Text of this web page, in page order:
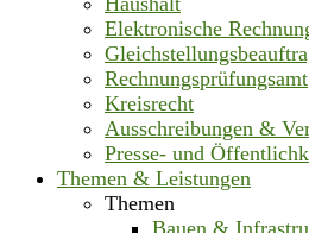
Elektronische
Rechnungsprüfungsamt
Kreisrecht
Ausschreibungen &
Presse- und
Themen & Leistungen
Themen
Bauen &